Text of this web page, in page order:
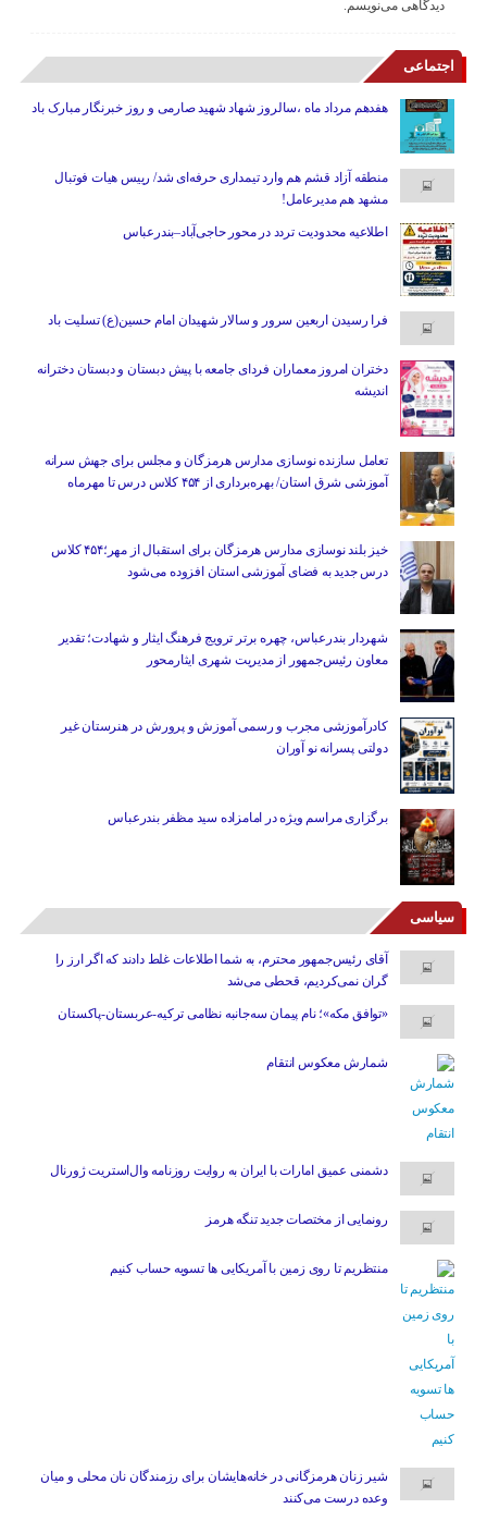
دیدگاهی می‌نویسم.
اجتماعی
هفدهم مرداد ماه ،سالروز شهاد شهید صارمی و روز خبرنگار مبارک باد
منطقه آزاد قشم هم وارد تیمداری حرفه‌ای شد/ رییس هیات فوتبال
مشهد هم مدیرعامل!
اطلاعیه محدودیت تردد در محور حاجی‌آباد–بندرعباس
فرا رسیدن اربعین سرور و سالار شهیدان امام حسین(ع) تسلیت باد
دختران امروز معماران فردای جامعه با پیش دبستان و دبستان دخترانه
اندیشه
تعامل سازنده نوسازی مدارس هرمزگان و مجلس برای جهش سرانه
آموزشی شرق استان/ بهره‌برداری از ۴۵۴ کلاس درس تا مهرماه
خیز بلند نوسازی مدارس هرمزگان برای استقبال از مهر؛۴۵۴ کلاس
درس جدید به فضای آموزشی استان افزوده می‌شود
شهردار بندرعباس، چهره برتر ترویج فرهنگ ایثار و شهادت؛ تقدیر
معاون رئیس‌جمهور از مدیریت شهری ایثارمحور
کادرآموزشی مجرب و رسمی آموزش و پرورش در هنرستان غیر
دولتی پسرانه نو آوران
برگزاری مراسم ویژه در امامزاده سید مظفر بندرعباس
سیاسی
آقای رئیس‌جمهور محترم، به شما اطلاعات غلط دادند که اگر ارز را
گران نمی‌کردیم، قحطی می‌شد
«توافق مکه»؛ نام پیمان سه‌جانبه نظامی ترکیه-عربستان-پاکستان
شمارش معکوس انتقام
دشمنی عمیق امارات با ایران به روایت روزنامه وال‌استریت ژورنال
رونمایی از مختصات جدید تنگه هرمز
منتظریم تا روی زمین با آمریکایی ها تسویه حساب کنیم
شیر زنان هرمزگانی در خانه‌هایشان برای رزمندگان نان محلی و میان
وعده درست می‌کنند